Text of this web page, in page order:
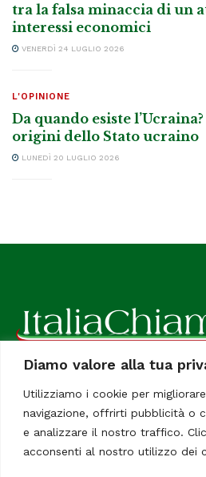
Diamo valore alla tua
Utilizziamo i cookie per
navigazione, offrirti pubblicità o
e analizzare il nostro traffico.
acconsenti al nostro utilizzo dei
tra la falsa minaccia di un
interessi economici
VENERDÌ 24 LUGLIO 2026
L'OPINIONE
Da quando esiste
origini dello Stato ucraino
LUNEDÌ 20 LUGLIO 2026
ItaliaChiamaItalia, il TUO
Dedicato in particolare a tutti gli
Tutti i diritti sono riservati.